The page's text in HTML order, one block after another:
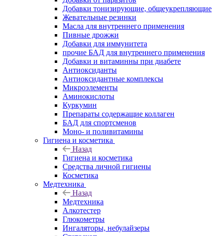
Добавки тонизирующие, общеукрепляющие
Жевательные резинки
Масла для внутреннего применения
Пивные дрожжи
Добавки для иммунитета
прочие БАД для внутреннего применения
Добавки и витаминны при диабете
Антиоксиданты
Антиоксидантные комплексы
Микроэлементы
Аминокислоты
Куркумин
Препараты содержащие коллаген
БАД для спортсменов
Моно- и поливитамины
Гигиена и косметика
Назад
Гигиена и косметика
Средства личной гигиены
Косметика
Медтехника
Назад
Медтехника
Алкотестер
Глюкометры
Ингаляторы, небулайзеры